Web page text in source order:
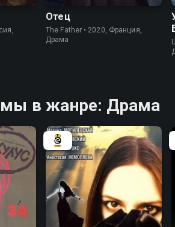
Отец
The Father • 2020, Франция,
Драма
в жанре: Драма